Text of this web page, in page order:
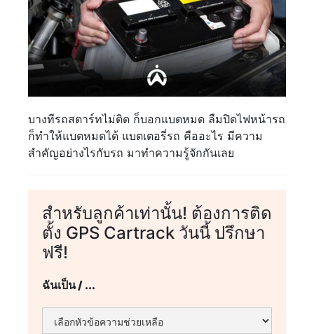
สำหรับลูกค้าเท่านั้น! ต้องการติด
ตั้ง GPS Cartrack วันนี้ ปรึกษา
ฟรี!
ฉันเป็น / ...
บางทีรถสตาร์ทไม่ติด ก็บอกแบตหมด ลืมปิดไฟหน้ารถ
ก็ทำให้แบตหมดได้ แบตเตอรี่รถ คืออะไร มีความ
สำคัญอย่างไรกับรถ มาทำความรู้จักกันเลย